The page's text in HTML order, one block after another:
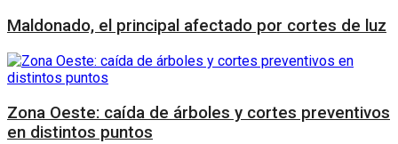
Maldonado, el principal afectado por cortes de luz
Zona Oeste: caída de árboles y cortes preventivos
en distintos puntos